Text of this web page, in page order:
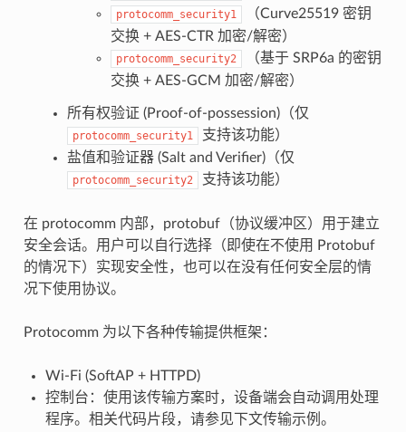
protocomm_security1
（Curve25519 密钥
交换 + AES-CTR 加密/解密）
protocomm_security2
（基于 SRP6a 的密钥
交换 + AES-GCM 加密/解密）
所有权验证 (Proof-of-possession)（仅
protocomm_security1
支持该功能）
盐值和验证器 (Salt and Verifier)（仅
protocomm_security2 支持该功能）
在 protocomm 内部，protobuf（协议缓冲区）用于建立
安全会话。用户可以自行选择（即使在不使用 Protobuf
的情况下）实现安全性，也可以在没有任何安全层的情
况下使用协议。
Protocomm 为以下各种传输提供框架：
Wi-Fi (SoftAP + HTTPD)
控制台：使用该传输方案时，设备端会自动调用处理
程序。相关代码片段，请参见下文传输示例。